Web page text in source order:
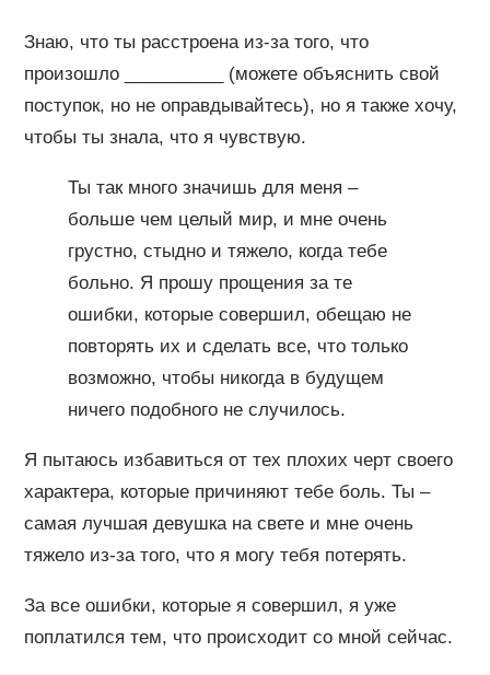
Знаю, что ты расстроена из-за того, что
произошло __________ (можете объяснить свой
поступок, но не оправдывайтесь), но я также хочу,
чтобы ты знала, что я чувствую.
Ты так много значишь для меня –
больше чем целый мир, и мне очень
грустно, стыдно и тяжело, когда тебе
больно. Я прошу прощения за те
ошибки, которые совершил, обещаю не
повторять их и сделать все, что только
возможно, чтобы никогда в будущем
ничего подобного не случилось.
Я пытаюсь избавиться от тех плохих черт своего
характера, которые причиняют тебе боль. Ты –
самая лучшая девушка на свете и мне очень
тяжело из-за того, что я могу тебя потерять.
За все ошибки, которые я совершил, я уже
поплатился тем, что происходит со мной сейчас.